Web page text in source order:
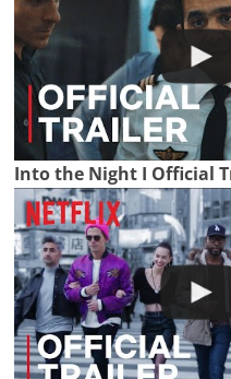
Into the Night I Official